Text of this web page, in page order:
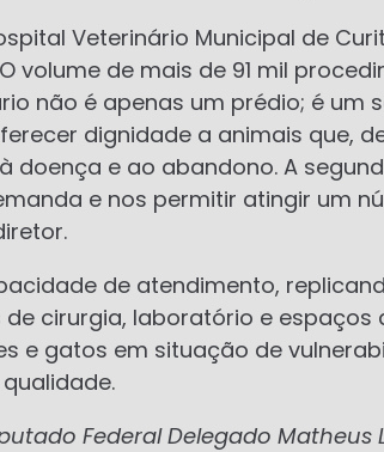
Veterinário Municipal de
volume de mais de 91 mil
não é apenas um prédio; é um
dignidade a animais que,
doença e ao abandono. A
e nos permitir atingir um
de atendimento,
cirurgia, laboratório e espaços
e gatos em situação de
Federal Delegado Matheus